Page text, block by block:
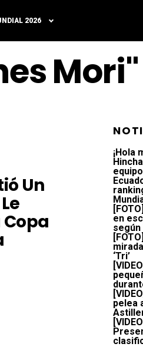
2026
Mori"
Un
Copa
¡Hola
equipo
en
según
‘Tri’
pelea